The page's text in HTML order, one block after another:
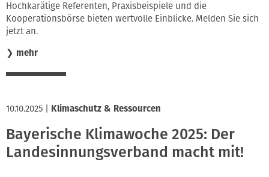
Hochkarätige Referenten, Praxisbeispiele und die
Kooperationsbörse bieten wertvolle Einblicke. Melden Sie sich
jetzt an.
❯ mehr
10.10.2025 Klimaschutz & Ressourcen
Bayerische Klimawoche 2025: Der
Landesinnungsverband macht mit!